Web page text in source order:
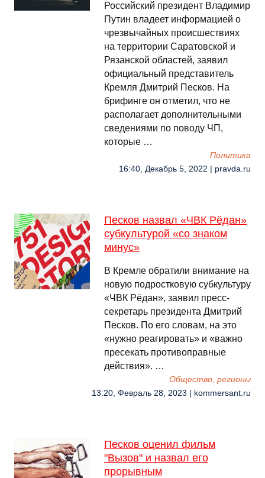
Российский президент Владимир
Путин владеет информацией о
чрезвычайных происшествиях
на территории Саратовской и
Рязанской областей, заявил
официальный представитель
Кремля Дмитрий Песков. На
брифинге он отметил, что не
располагает дополнительными
сведениями по поводу ЧП,
которые …
Политика
16:40, Декабрь 5, 2022 | pravda.ru
Песков назвал «ЧВК Рёдан»
субкультурой «со знаком
минус»
В Кремле обратили внимание на
новую подростковую субкультуру
«ЧВК Рёдан», заявил пресс-
секретарь президента Дмитрий
Песков. По его словам, на это
«нужно реагировать» и «важно
пресекать противоправные
действия». …
Общество, регионы
13:20, Февраль 28, 2023 | kommersant.ru
Песков оценил фильм
"Вызов" и назвал его
прорывным